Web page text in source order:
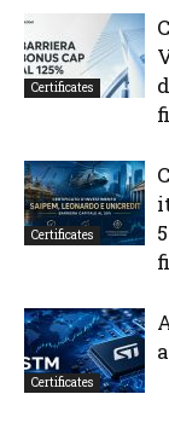
Certificates
Certificates
Certificates